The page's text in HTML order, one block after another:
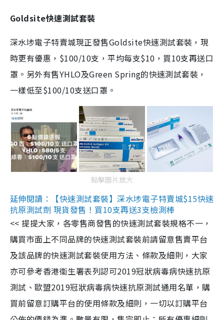
Goldsite快速測試套裝
深水埗電子特賣城現正發售Goldsite快速測試套裝，現
時更有優惠，$100/10支，平均每支$10，買10支再送口
罩。另外有售YHLO及Green Spring的快速測試套裝，
一樣低至$100/10支送口罩。
點擊圖片放大
延伸閱讀：【快速測試套裝】深水埗電子特賣城$15快速
抗原測試劑 現貨發售！買10支再送3支檢測棒
<< 提提大家，各零售商發售的快速測試套裝規格不一，
購買市面上不同品牌的快速測試套裝前請留意售賣平台
及該品牌的快速測試套裝使用方法、條款及細則，大家
亦可參考香港衞生署表列認可2019冠狀病毒病快速抗原
測試、歐盟2019冠狀病毒病快速抗原測試通用名單，購
買前留意訂購平台的使用條款及細則，一切以訂購平台